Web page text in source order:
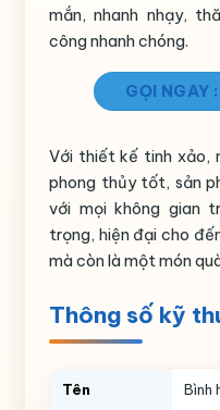
mắn, nhanh nhạy,
công nhanh chóng.
GỌI
Với thiết kế tinh xảo,
phong thủy tốt, sản
với mọi không gian
trọng, hiện đại cho
mà còn là một món
Thông số kỹ
Tên Bình